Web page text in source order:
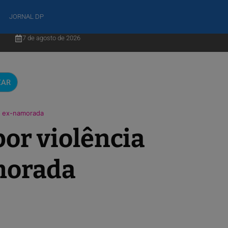
JORNAL DP
7 de agosto de 2026
namorada
violência